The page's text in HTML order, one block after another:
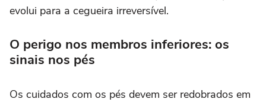
evolui para a cegueira irreversível.
O perigo nos membros inferiores: os
sinais nos pés
Os cuidados com os pés devem ser redobrados em